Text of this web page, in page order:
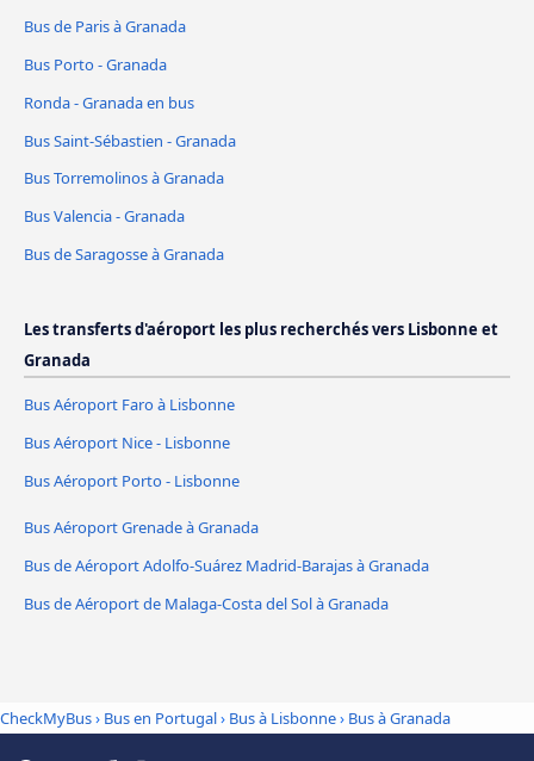
Bus de Paris à Granada
Bus Porto - Granada
Ronda - Granada en bus
Bus Saint-Sébastien - Granada
Bus Torremolinos à Granada
Bus Valencia - Granada
Bus de Saragosse à Granada
Les transferts d'aéroport les plus recherchés vers Lisbonne et
Granada
Bus Aéroport Faro à Lisbonne
Bus Aéroport Nice - Lisbonne
Bus Aéroport Porto - Lisbonne
Bus Aéroport Grenade à Granada
Bus de Aéroport Adolfo-Suárez Madrid-Barajas à Granada
Bus de Aéroport de Malaga-Costa del Sol à Granada
CheckMyBus› Bus en Portugal› Bus à Lisbonne› Bus à Granada